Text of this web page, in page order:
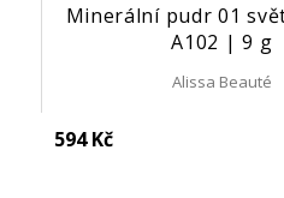
Minerální pudr 01
A102 | 9 g
Alissa Beauté
594 Kč